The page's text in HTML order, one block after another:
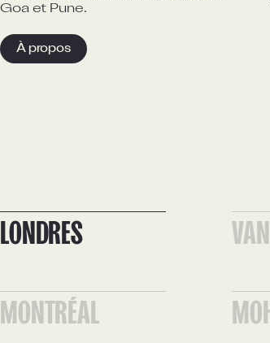
Goa et Pune.
À propos
LONDRES
MONTRÉAL